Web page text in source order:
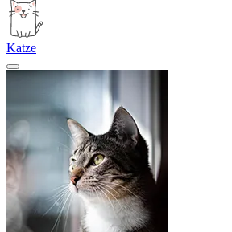
Katze